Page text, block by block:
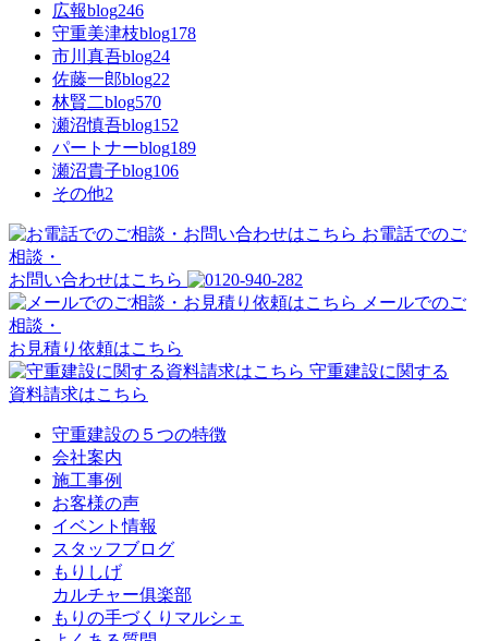
広報blog246
守重美津枝blog178
市川真吾blog24
佐藤一郎blog22
林賢二blog570
瀬沼慎吾blog152
パートナーblog189
瀬沼貴子blog106
その他2
お電話でのご
相談・
お問い合わせはこちら
メールでのご
相談・
お見積り依頼はこちら
守重建設に関する
資料請求はこちら
守重建設の５つの特徴
会社案内
施工事例
お客様の声
イベント情報
スタッフブログ
もりしげ
カルチャー俱楽部
もりの手づくりマルシェ